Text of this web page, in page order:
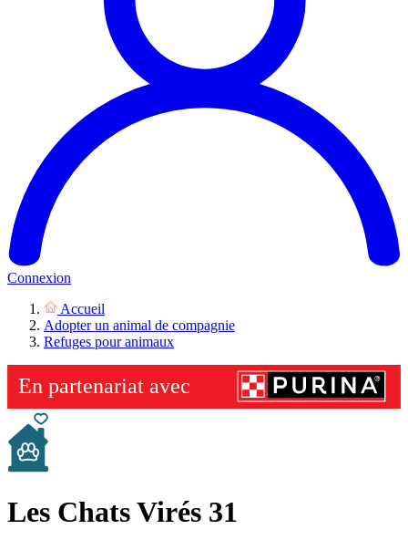
Connexion
Accueil
Adopter un animal de compagnie
Refuges pour animaux
Les Chats Virés 31